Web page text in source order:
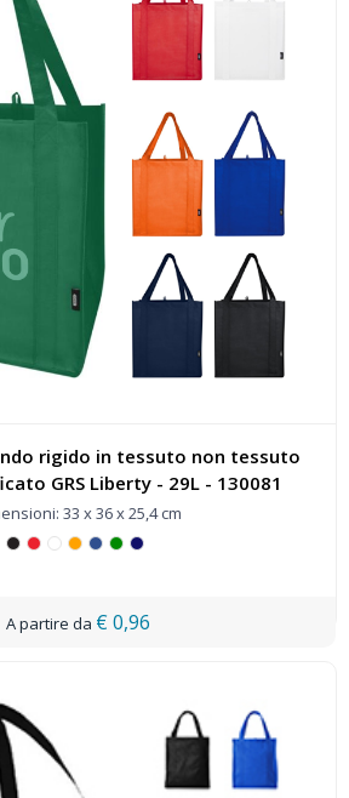
rigido in tessuto non tessuto
GRS Liberty - 29L - 130081
33 x 36 x 25,4 cm
€ 0,96